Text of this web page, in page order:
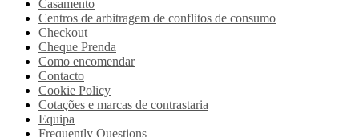
Casamento
Centros de arbitragem de conflitos de consumo
Checkout
Cheque Prenda
Como encomendar
Contacto
Cookie Policy
Cotações e marcas de contrastaria
Equipa
Frequently Questions